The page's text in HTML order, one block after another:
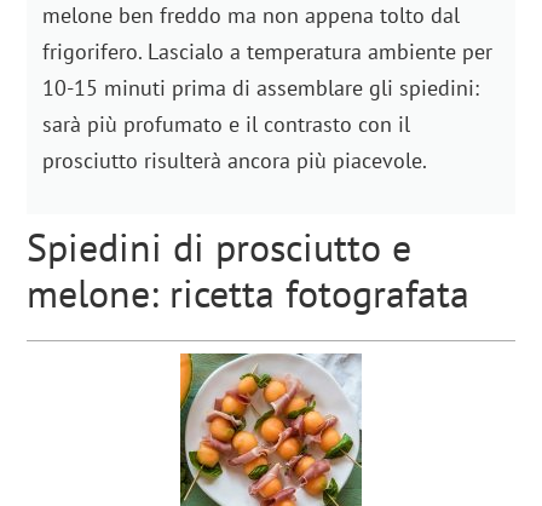
melone ben freddo ma non appena tolto dal
frigorifero. Lascialo a temperatura ambiente per
10-15 minuti prima di assemblare gli spiedini:
sarà più profumato e il contrasto con il
prosciutto risulterà ancora più piacevole.
Spiedini di prosciutto e
melone: ricetta fotografata